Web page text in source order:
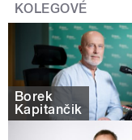
KOLEGOVÉ
Borek
Kapitančik